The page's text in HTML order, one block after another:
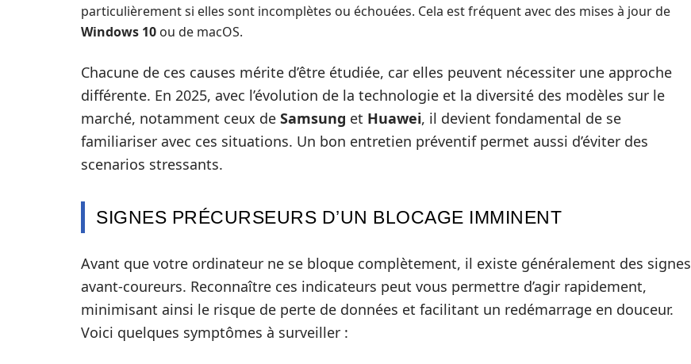
particulièrement si elles sont incomplètes ou échouées. Cela est fréquent avec des mises à jour de
Windows 10 ou de macOS.
Chacune de ces causes mérite d’être étudiée, car elles peuvent nécessiter une approche
différente. En 2025, avec l’évolution de la technologie et la diversité des modèles sur le
marché, notamment ceux de Samsung et Huawei, il devient fondamental de se
familiariser avec ces situations. Un bon entretien préventif permet aussi d’éviter des
scenarios stressants.
SIGNES PRÉCURSEURS D’UN BLOCAGE IMMINENT
Avant que votre ordinateur ne se bloque complètement, il existe généralement des signes
avant-coureurs. Reconnaître ces indicateurs peut vous permettre d’agir rapidement,
minimisant ainsi le risque de perte de données et facilitant un redémarrage en douceur.
Voici quelques symptômes à surveiller :